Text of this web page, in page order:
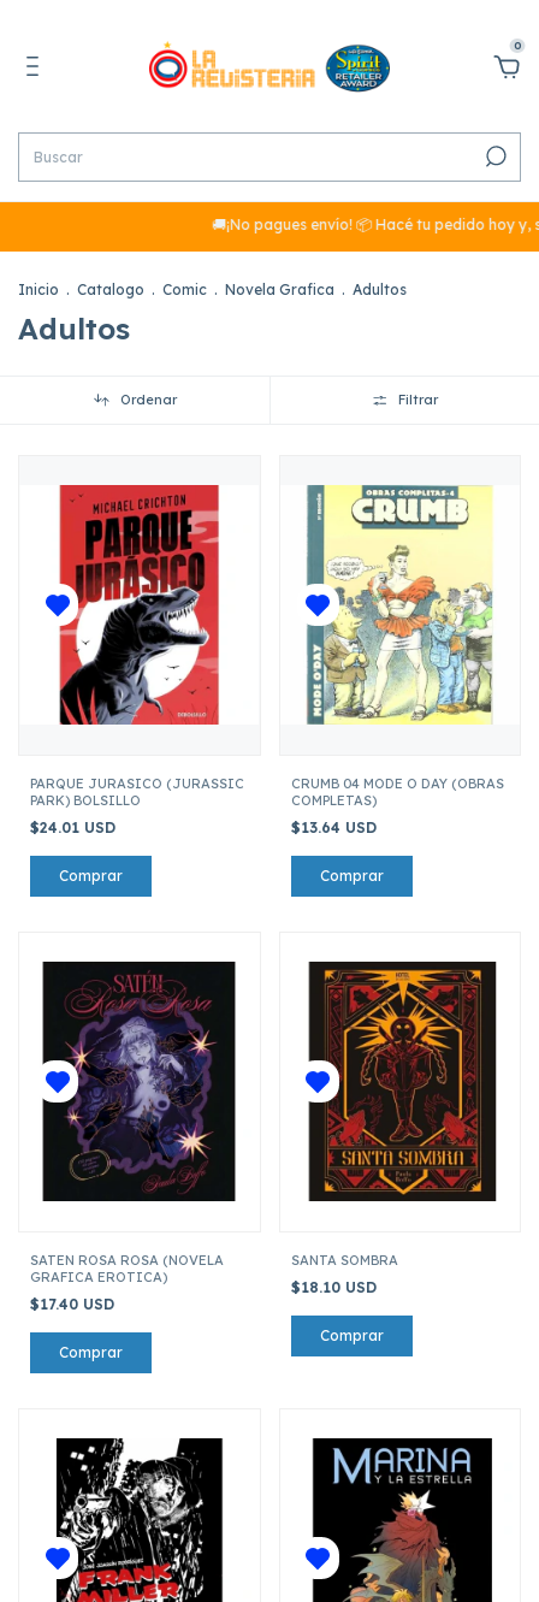
0
🚚¡No pagues envío! 📦 Hacé tu pedido hoy y, si
Inicio . Catalogo . Comic . Novela Grafica . Adultos
Adultos
Ordenar Filtrar
PARQUE JURASICO (JURASSIC
PARK) BOLSILLO
$24.01 USD
CRUMB 04 MODE O DAY (OBRAS
COMPLETAS)
$13.64 USD
SATEN ROSA ROSA (NOVELA
GRAFICA EROTICA)
$17.40 USD
SANTA SOMBRA
$18.10 USD